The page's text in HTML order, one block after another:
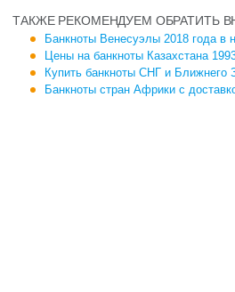
ТАКЖЕ РЕКОМЕНДУЕМ ОБРАТИТЬ
Банкноты Венесуэлы 2018 года в
Цены на банкноты Казахстана
Купить банкноты СНГ и Ближнего
Банкноты стран Африки с